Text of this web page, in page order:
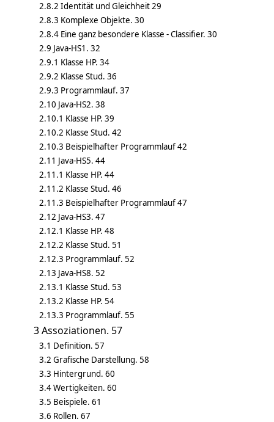
2.8.2 Identität und Gleichheit 29
2.8.3 Komplexe Objekte. 30
2.8.4 Eine ganz besondere Klasse - Classifier. 30
2.9 Java-HS1. 32
2.9.1 Klasse HP. 34
2.9.2 Klasse Stud. 36
2.9.3 Programmlauf. 37
2.10 Java-HS2. 38
2.10.1 Klasse HP. 39
2.10.2 Klasse Stud. 42
2.10.3 Beispielhafter Programmlauf 42
2.11 Java-HS5. 44
2.11.1 Klasse HP. 44
2.11.2 Klasse Stud. 46
2.11.3 Beispielhafter Programmlauf 47
2.12 Java-HS3. 47
2.12.1 Klasse HP. 48
2.12.2 Klasse Stud. 51
2.12.3 Programmlauf. 52
2.13 Java-HS8. 52
2.13.1 Klasse Stud. 53
2.13.2 Klasse HP. 54
2.13.3 Programmlauf. 55
3 Assoziationen. 57
3.1 Definition. 57
3.2 Grafische Darstellung. 58
3.3 Hintergrund. 60
3.4 Wertigkeiten. 60
3.5 Beispiele. 61
3.6 Rollen. 67